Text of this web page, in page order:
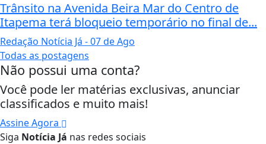
Trânsito na Avenida Beira Mar do Centro de
Itapema terá bloqueio temporário no final de...
Redação Notícia Já - 07 de Ago
Todas as postagens
Não possui uma conta?
Você pode ler matérias exclusivas, anunciar
classificados e muito mais!
Assine Agora
Siga Notícia Já nas redes sociais